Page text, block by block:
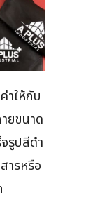
าให้กับ
ยขนาด
รูปสีดำ
ารหรือ